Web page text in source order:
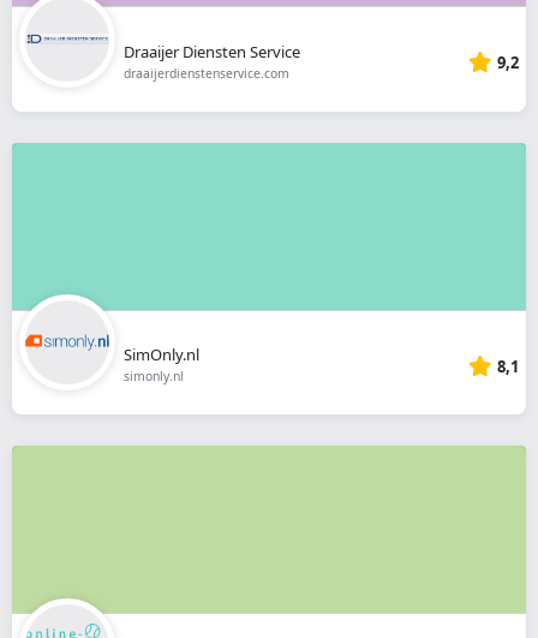
Draaijer Diensten Service
draaijerdienstenservice.com 9,2
SimOnly.nl
simonly.nl 8,1